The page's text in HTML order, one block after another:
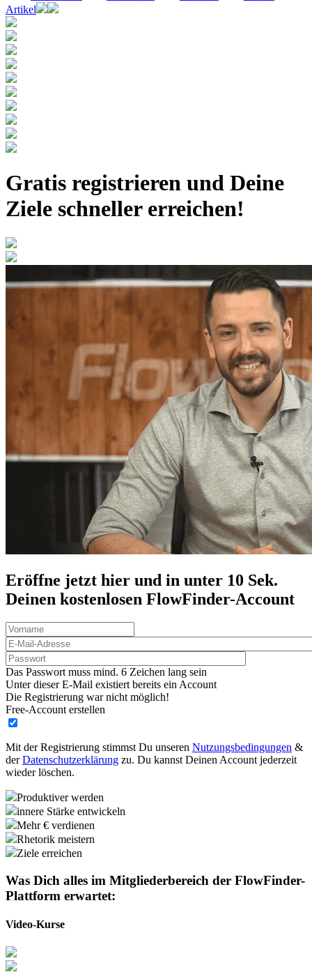
Artikel
Gratis registrieren und Deine
Ziele schneller erreichen!
Eröffne jetzt hier und in unter 10 Sek.
Deinen kostenlosen FlowFinder-Account
Das Passwort muss mind. 6 Zeichen lang sein
Unter dieser E-Mail existiert bereits ein Account
Die Registrierung war nicht möglich!
Free-Account erstellen
Mit der Registrierung stimmst Du unseren Nutzungsbedingungen &
derDatenschutzerklärung zu. Du kannst Deinen Account jederzeit
wieder löschen.
Produktiver werden
innere Stärke entwickeln
Mehr € verdienen
Rhetorik meistern
Ziele erreichen
Was Dich alles im Mitgliederbereich der FlowFinder-
Plattform erwartet:
Video-Kurse